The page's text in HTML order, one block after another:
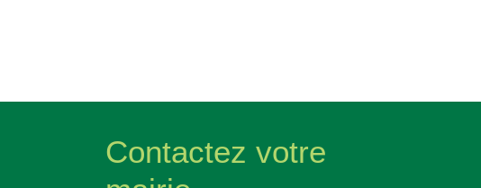
Contactez votre